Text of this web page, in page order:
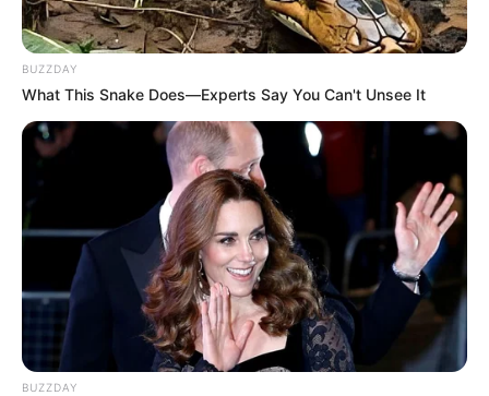
Serem! 9 Chat Ojek Online &
Pelanggan Ini Bikin Auto
Merinding
BUZZDAY
What This Snake Does—Experts Say You Can't Unsee It
BUZZDAY